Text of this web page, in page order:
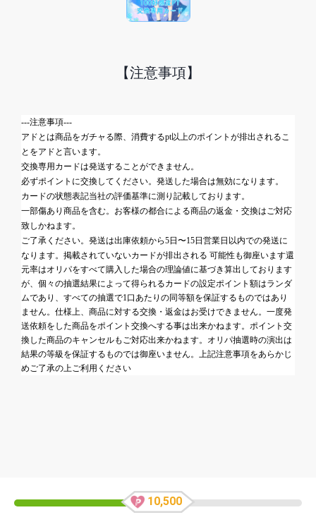
【注意事項】
---注意事項---
アドとは商品をガチャる際、消費するpt以上のポイントが排出されるこ
とをアドと言います。
交換専用カードは発送することができません。
必ずポイントに交換してください。 発送した場合は無効になります。
カードの状態表記当社の評価基準に測り記載しております。
一部傷あり商品を含む。お客様の都合による商品の返金・交換はご対応
致しかねます。
ご了承ください。発送は出庫依頼から5日〜15日営業日以内での発送に
なります。 掲載されていないカードが排出される 可能性も御座います還
元率はオリパをすべて購入した場合の理論値に基づき算出しております
が、個々の抽選結果によって得られるカードの設定ポイント額はランダ
ムであり、すべての抽選で1口あたりの同等額を保証するものではあり
ません。仕様上、商品に対する交換・返金はお受けできません。一度発
送依頼をした商品をポイント交換へする事は出来かねます。ポイント交
換した商品のキャンセルもご対応出来かねます。オリパ抽選時の演出は
結果の等級を保証するものでは御座いません。上記注意事項をあらかじ
めご了承の上ご利用ください
10,500